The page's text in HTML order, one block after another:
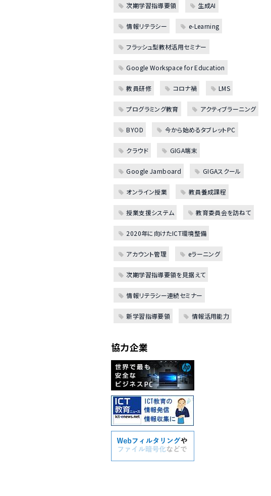
次期学習指導要領 生成AI
情報リテラシー e-Learning
フラッシュ型教材活用セミナー
Google Workspace for Education
教員研修 コロナ禍 LMS
プログラミング教育 アクティブラーニング
BYOD 今から始めるタブレットPC
クラウド GIGA端末
Google Jamboard GIGAスクール
オンライン授業 教員養成課程
授業支援システム 教育委員会を訪ねて
2020年に向けたICT環境整備
アカウント管理 eラーニング
次期学習指導要領を見据えて
情報リテラシー連続セミナー
新学習指導要領 情報活用能力
協力企業